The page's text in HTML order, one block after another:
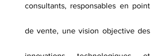
consultants, responsables en point
de vente, une vision objective des